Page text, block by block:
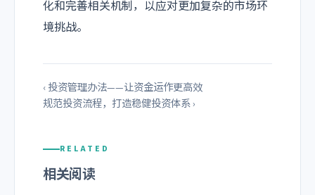
化和完善相关机制，以应对更加复杂的市场环
境挑战。
‹ 投资管理办法——让资金运作更高效
规范投资流程，打造稳健投资体系 ›
RELATED
相关阅读